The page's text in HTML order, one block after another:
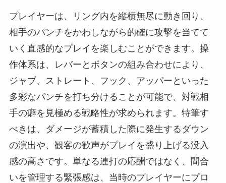
プレイヤーは、リング内を縦横無尽に動き回り、
相手のパンチをかわしながら的確に攻撃を当てて
いく直感的なプレイを楽しむことができます。操
作体系は、レバーとボタンの組み合わせにより、
ジャブ、ストレート、フック、アッパーといった
多彩なパンチを打ち分けることが可能で、対戦相
手の癖を見極める戦略性が求められます。特筆す
べきは、ダメージが蓄積した際に発生するダウン
の演出や、観客の歓声がプレイを盛り上げる没入
感の高さです。単なる連打の応酬ではなく、間合
いを管理する緊張感は、当時のプレイヤーにプロ